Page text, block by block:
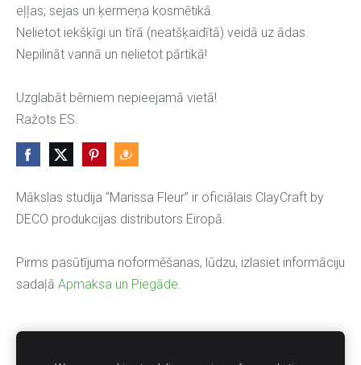
Mākslas studija “Marissa Fleur” ir oficiālais ClayCraft by
DECO produkcijas distributors Eiropā.
Pirms pasūtījuma noformēšanas, lūdzu, izlasiet informāciju
sadaļā Apmaksa un Piegāde.
eļļas; sejas un ķermeņa kosmētikā.
Nelietot iekšķīgi un tīrā (neatšķaidītā) veidā uz ādas.
Nepilināt vannā un nelietot pārtikā!
Uzglabāt bērniem nepieejamā vietā!
Ražots ES.